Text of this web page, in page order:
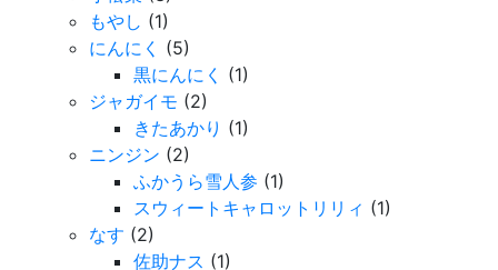
もやし (1)
にんにく (5)
黒にんにく (1)
ジャガイモ (2)
きたあかり (1)
ニンジン (2)
ふかうら雪人参 (1)
スウィートキャロットリリィ (1)
なす (2)
佐助ナス (1)